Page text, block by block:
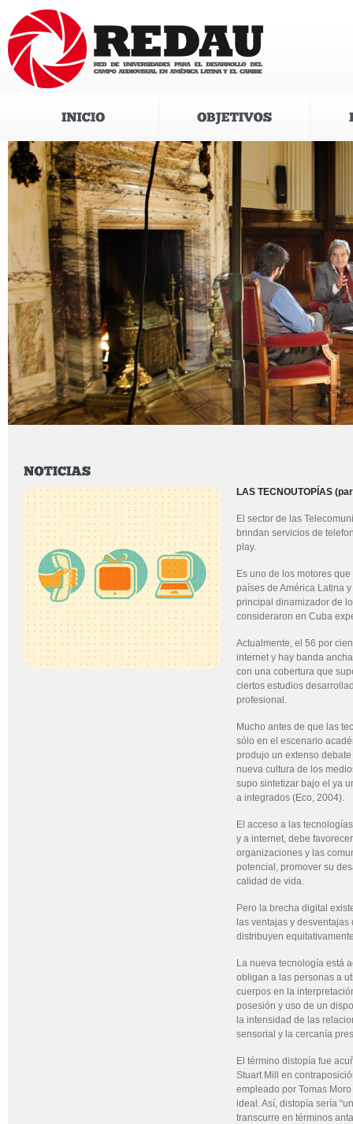
LAS TECNOUTOPÍAS
El sector de las
brindan servicios de
play.
Es uno de los motores
países de América Latina
principal dinamizador de
consideraron en Cuba
Actualmente, el 56 por
internet y hay banda
con una cobertura que
ciertos estudios
profesional.
Mucho antes de que las
sólo en el escenario
produjo un extenso
nueva cultura de los
supo sintetizar bajo el ya
a integrados (Eco, 2004).
El acceso a las
y a internet, debe
organizaciones y las
potencial, promover su
calidad de vida.
Pero la brecha digital
las ventajas y
distribuyen
La nueva tecnología está
obligan a las personas a
cuerpos en la
posesión y uso de un
la intensidad de las
sensorial y la cercanía
El término distopía fue
Stuart Mill en
empleado por Tomas
ideal. Así, distopía sería
transcurre en términos